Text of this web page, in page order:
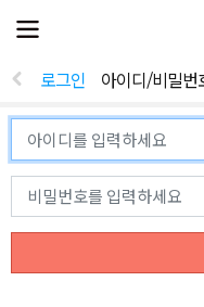
전
체
뉴
열
로그인 아이디/비밀번